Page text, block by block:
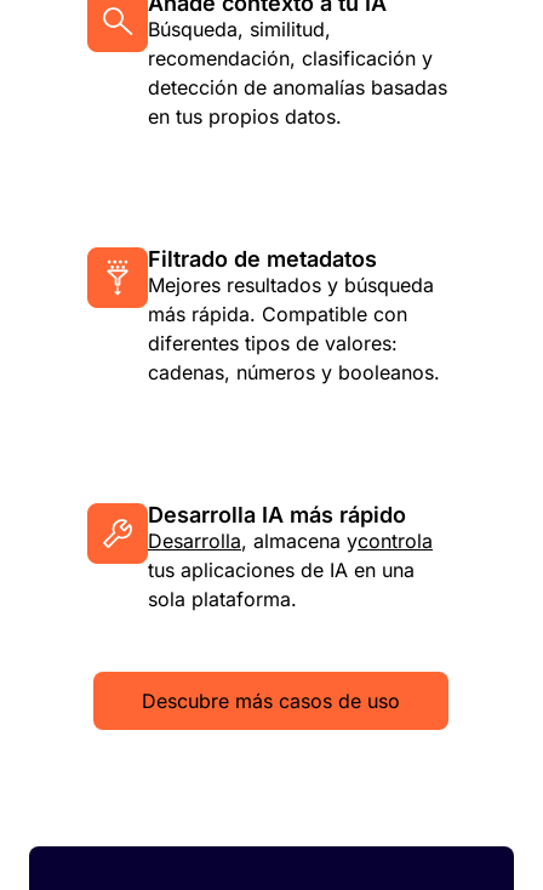
Búsqueda, similitud,
recomendación, clasificación y
detección de anomalías basadas
en tus propios datos.
Filtrado de metadatos
Mejores resultados y búsqueda
más rápida. Compatible con
diferentes tipos de valores:
cadenas, números y booleanos.
Desarrolla IA más rápido
Desarrolla, almacena ycontrola
tus aplicaciones de IA en una
sola plataforma.
Descubre más casos de uso